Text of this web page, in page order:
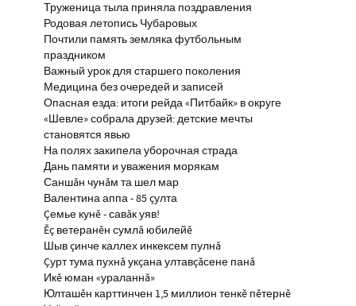
Труженица тыла приняла поздравления
Родовая летопись Чубаровых
Почтили память земляка футбольным
праздником
Важный урок для старшего поколения
Медицина без очередей и записей
Опасная езда: итоги рейда «Питбайк» в округе
«Шевле» собрала друзей: детские мечты
становятся явью
На полях закипела уборочная страда
Дань памяти и уважения морякам
Саншăн чунăм та шел мар
Валентина аппа - 85 çулта
Çемье кунĕ - савăк уяв!
Ĕç ветеранĕн сумлă юбилейĕ
Шыв çинче каллех инкексем пулнă
Çурт тума пухнă укçана ултавçăсене панă
Икĕ юман «ураланнă»
Юлташĕн карттинчен 1,5 миллион тенкĕ пĕтернĕ